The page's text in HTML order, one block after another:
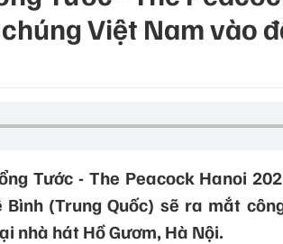
Việt Nam vào
Tước - The Peacock Hanoi
Bình (Trung Quốc) sẽ ra mắt
nhà hát Hồ Gươm, Hà Nội.